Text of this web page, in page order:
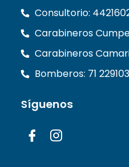
Consultorio:
Carabineros
Carabineros
Bomberos: 71
Síguenos